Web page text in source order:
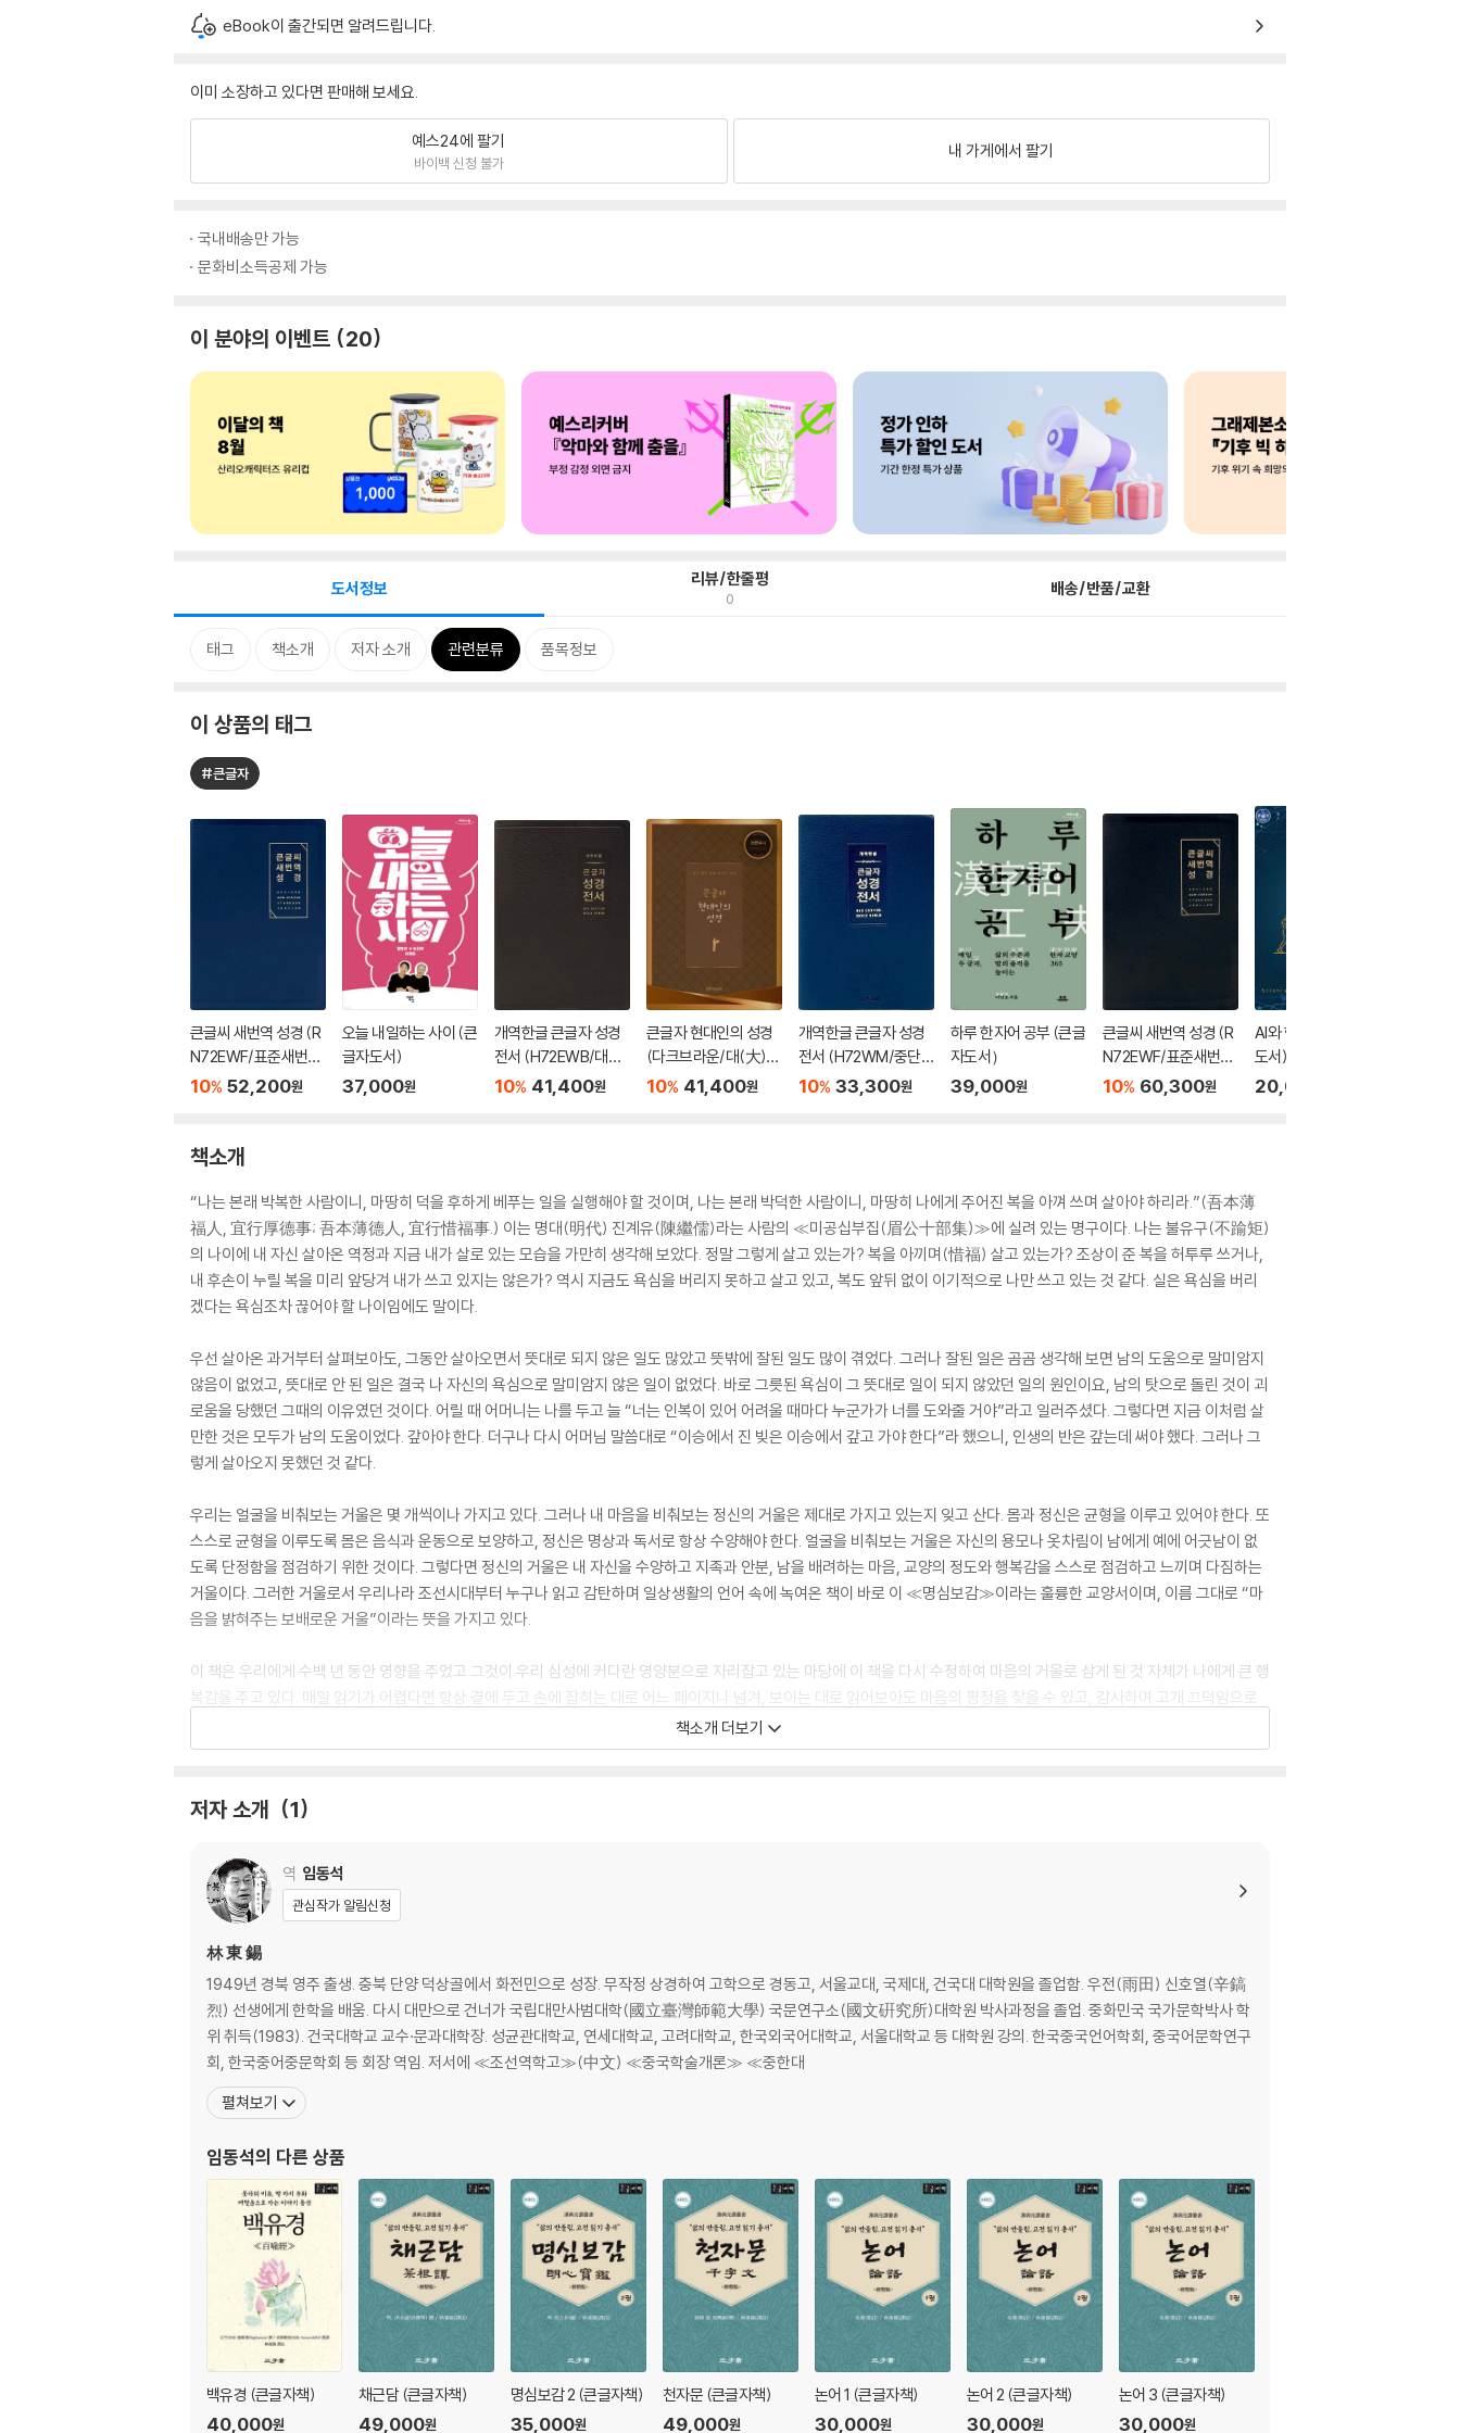
eBook이 출간되면 알려드립니다.
이미 소장하고 있다면 판매해 보세요.
예스24에 팔기
바이백 신청 불가
내 가게에서 팔기
국내배송만 가능
문화비소득공제 가능
이 분야의 이벤트 20
도서정보 리뷰/한줄평
0 배송/반품/교환
태그 책소개 저자 소개 관련분류 품목정보
이 상품의 태그
#큰글자
큰글씨 새번역 성경 (R
N72EWF/표준새번역
대단본/무지퍼/PU/반
10% 52,200원
오늘 내일하는 사이 (큰
글자도서)
37,000원
개역한글 큰글자 성경
전서 (H72EWB/대단
본/무지퍼/PU/반달 색
10% 41,400원
큰글자 현대인의 성경
(다크브라운/대(大)/
단본/색인/천연우피)
10% 41,400원
개역한글 큰글자 성경
전서 (H72WM/중단
본/무지퍼/PU/반달 색
10% 33,300원
하루 한자어 공부 (큰글
자도서）
39,000원
큰글씨 새번역 성경 (R
N72EWF/표준새번역
단본/무지퍼/천연우
10% 60,300원
AI와 함께 살기 (큰글자
도서)
20,000
책소개
“나는 본래 박복한 사람이니, 마땅히 덕을 후하게 베푸는 일을 실행해야 할 것이며, 나는 본래 박덕한 사람이니, 마땅히 나에게 주어진 복을 아껴 쓰며 살아야 하리라.”(吾本薄
福人, 宜行厚德事; 吾本薄德人, 宜行惜福事.) 이는 명대(明代) 진계유(陳繼儒)라는 사람의 ≪미공십부집(眉公十部集)≫에 실려 있는 명구이다. 나는 불유구(不踰矩)
의 나이에 내 자신 살아온 역정과 지금 내가 살로 있는 모습을 가만히 생각해 보았다. 정말 그렇게 살고 있는가? 복을 아끼며(惜福) 살고 있는가? 조상이 준 복을 허투루 쓰거나,
내 후손이 누릴 복을 미리 앞당겨 내가 쓰고 있지는 않은가? 역시 지금도 욕심을 버리지 못하고 살고 있고, 복도 앞뒤 없이 이기적으로 나만 쓰고 있는 것 같다. 실은 욕심을 버리
겠다는 욕심조차 끊어야 할 나이임에도 말이다.
우선 살아온 과거부터 살펴보아도, 그동안 살아오면서 뜻대로 되지 않은 일도 많았고 뜻밖에 잘된 일도 많이 겪었다. 그러나 잘된 일은 곰곰 생각해 보면 남의 도움으로 말미암지
않음이 없었고, 뜻대로 안 된 일은 결국 나 자신의 욕심으로 말미암지 않은 일이 없었다. 바로 그릇된 욕심이 그 뜻대로 일이 되지 않았던 일의 원인이요, 남의 탓으로 돌린 것이 괴
로움을 당했던 그때의 이유였던 것이다. 어릴 때 어머니는 나를 두고 늘 “너는 인복이 있어 어려울 때마다 누군가가 너를 도와줄 거야”라고 일러주셨다. 그렇다면 지금 이처럼 살
만한 것은 모두가 남의 도움이었다. 갚아야 한다. 더구나 다시 어머님 말씀대로 “이승에서 진 빚은 이승에서 갚고 가야 한다”라 했으니, 인생의 반은 갚는데 써야 했다. 그러나 그
렇게 살아오지 못했던 것 같다.
우리는 얼굴을 비춰보는 거울은 몇 개씩이나 가지고 있다. 그러나 내 마음을 비춰보는 정신의 거울은 제대로 가지고 있는지 잊고 산다. 몸과 정신은 균형을 이루고 있어야 한다. 또
스스로 균형을 이루도록 몸은 음식과 운동으로 보양하고, 정신은 명상과 독서로 항상 수양해야 한다. 얼굴을 비춰보는 거울은 자신의 용모나 옷차림이 남에게 예에 어긋남이 없
도록 단정함을 점검하기 위한 것이다. 그렇다면 정신의 거울은 내 자신을 수양하고 지족과 안분, 남을 배려하는 마음, 교양의 정도와 행복감을 스스로 점검하고 느끼며 다짐하는
거울이다. 그러한 거울로서 우리나라 조선시대부터 누구나 읽고 감탄하며 일상생활의 언어 속에 녹여온 책이 바로 이 ≪명심보감≫이라는 훌륭한 교양서이며, 이름 그대로 “마
음을 밝혀주는 보배로운 거울”이라는 뜻을 가지고 있다.
이 책은 우리에게 수백 년 동안 영향을 주었고 그것이 우리 심성에 커다란 영양분으로 자리잡고 있는 마당에 이 책을 다시 수정하여 마음의 거울로 삼게 된 것 자체가 나에게 큰 행
복감을 주고 있다. 매일 읽기가 어렵다면 항상 곁에 두고 손에 잡히는 대로 어느 페이지나 넘겨, 보이는 대로 읽어보아도 마음의 평정을 찾을 수 있고, 감사하며 고개 끄덕임으로
하루의 시작과 마무리를 삼아도 될 정도의 참가치를 지닌 책이라고 자부하고 싶다. 우리는 육신을 비추는 거울은 얼마든지 가지고 있으니, 이제 마음을 비춰보는 거울도 하나 준
비해 놓고 수시로 나를 비추어 보자.
안지추(?之推)의 ≪안씨가훈(顔氏家訓)≫에 “사람으로 태어나기가 가장 어렵다”(人生難得)라고 했다. 이렇게 삼라만상 중에 가장 어렵게 태어난 고귀한 존재인데 어찌 일
아도 되는 수양의 지침서이다. 이러한 거울이 때묻지 않도록 닦고 또 닦아 깨끗한 거울로 간직하여, 참된 삶을 살아가기로 노력해 보기로 했다. 그리고 원문이 주로 대구나 연구
(聯句)로 되어 있어, 이를 원문대로 외워 대화에 이용해보면 훨씬 그 참 맛이 드러나기에 지금부터라도 차근히 입에 외우고 다니리라 다짐해 본다.
서 가정의 화목을 위한 가훈으로 삼기도 하고, 우리가 어릴 때만 해도 서당이나 학교에서 이를 외우고 쓰며, 그 구절구절마다 그것이 세상 살아가는 하나의 방편임을 확신하기도
하였다. 유태인에게 ≪탈무드≫가 있었다면 우리에게는 이 ≪명심보감≫이 있었던 것이다. 온갖 지혜를 일러주었으며, 어린이에게는 훌륭한 교육 교재로, 나이 들어서는 안분
(安分)과 지족(知足)의 안정감을 주는 그러한 책이었다. 그런데 이 ≪명심보감≫은 원래 중국 명(明)나라 때 무림(武林, 지금의 浙江 杭州) 사람 범립본(范立本)이라는 이
가 홍무(洪武) 26년(1,393)에 편집한 통속적인 명언집이었다. 그리고 중국에서는 곧바로 사라져 전해오지 않는 책이었다.
이 책은 고전의 훌륭한 구절이나 격언, 속담, 이언(俚諺)은 물론 당시까지 민간에 흔히 쓰이던 구어체의 대구(對句)나 경구(警句)들을 모아 20가지 편장으로 나누어 편찬한 것
이다. 이것이 우리나라에 들어와 단종 2년(1454)에 이미 청주에서 〈복각본〉이 나왔으나 내용이 불교, 도교의 것이 많고, 문체도 순수 고문체(古文體)가 아니며, 더러는 백화체
한국 책으로 잘못 알려지는 촌극을 빚고 만 것이다.
이 책은 조선 시대에 복간되어 아동들의 입학 입문서로써 ≪천자문≫, ≪계몽편≫, ≪동몽선습≫을 떼고 나면 책거리를 거쳐, 바로 이 ≪명심보감≫으로 들어갔으며 지금까
지 500년을 넘어 지금도 우리 심성에 깊이 자리 잡고 있다.
그리하여 이 책의 한두 구절쯤 입에 달고 다니지 않으면 제대로 사람 취급을 받지 못하는 인간 됨의 척도를 일러주는 수신서였다. 그런가 하면 이웃 일본에는 임란 때 우리 판본이
건너갔고, 일본의 지식인이라면 이 책을 금과옥조처럼 여겨 자신들의 저술과 문장에 즐겨 인용하지 않은 자가 없었으며, 이를 연구하여 근세 일본의 정신적 밑바탕을 이룬 엄청
난 양식이 되어주었다. 게다가 월남에 전수되어 지금도 출판과 번역이 이어지고 있다.
더구나 ‘한문으로 쓰여진 그 많은 중국(동양) 서적 중에 최초로 서양에 번역된 기이한 책’이 바로 우리의 청주판 ≪명심보감≫이라는 사실은 도리어 우리는 잘 모르고 있다. 서구
에 번역된 이 책은 서구의 이름난 철학가와 종교학자들은 이를 읽고, “서양에 성경에 있듯이 동양에는 명심보감이 있다”라 어겨, 성경에 상응하는 구절들을 정리하여 선교의 기
본 교재로 먼저 학습하지 않으면 안 되는 책으로 소중히 여겼다.
책소개 더보기
저자 소개 1
역 임동석
관심작가 알림신청
林 東 錫
1949년 경북 영주 출생. 충북 단양 덕상골에서 화전민으로 성장. 무작정 상경하여 고학으로 경동고, 서울교대, 국제대, 건국대 대학원을 졸업함. 우전(雨田) 신호열(辛鎬
烈) 선생에게 한학을 배움. 다시 대만으로 건너가 국립대만사범대학(國立臺灣師範大學) 국문연구소(國文硏究所)대학원 박사과정을 졸업. 중화민국 국가문학박사 학
위 취득(1983). 건국대학교 교수·문과대학장. 성균관대학교, 연세대학교, 고려대학교, 한국외국어대학교, 서울대학교 등 대학원 강의. 한국중국언어학회, 중국어문학연구
회, 한국중어중문학회 등 회장 역임. 저서에 ≪조선역학고≫(中文) ≪중국학술개론≫ ≪중한대
펼쳐보기
임동석의 다른 상품
백유경 (큰글자책)
40,000원
채근담 (큰글자책)
49,000원
명심보감 2 (큰글자책)
35,000원
천자문 (큰글자책)
49,000원
논어 1 (큰글자책)
30,000원
논어 2 (큰글자책)
30,000원
논어 3 (큰글자책)
30,000원